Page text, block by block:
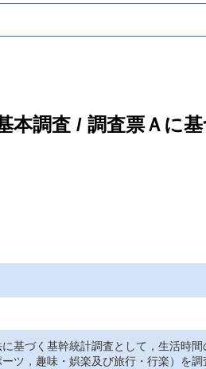
本調査 / 調査票Ａに
基づく基幹統計調査として，生活時
ツ，趣味・娯楽及び旅行・行楽）を